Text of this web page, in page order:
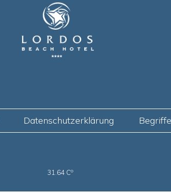
Datenschutzerklärung Begriffe
31.64 Co